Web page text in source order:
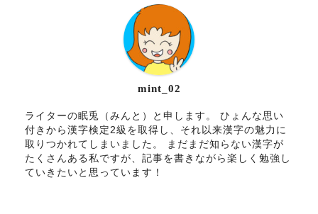
mint_02
ライターの眠兎（みんと）と申します。 ひょんな思い
付きから漢字検定2級を取得し、それ以来漢字の魅力に
取りつかれてしまいました。 まだまだ知らない漢字が
たくさんある私ですが、記事を書きながら楽しく勉強し
ていきたいと思っています！